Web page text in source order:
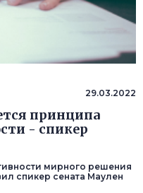
29.03.2022
принципа
- спикер
мирного решения
спикер сената Маулен